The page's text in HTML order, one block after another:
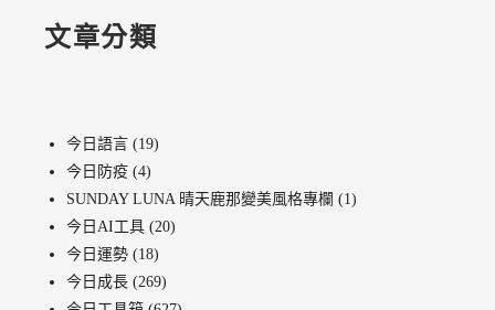
文章分類
今日語言 (19)
今日防疫 (4)
SUNDAY LUNA 晴天鹿那變美風格專欄 (1)
今日AI工具 (20)
今日運勢 (18)
今日成長 (269)